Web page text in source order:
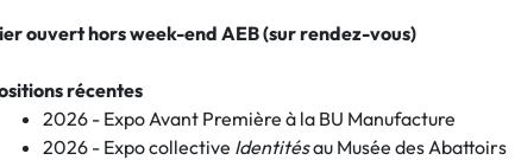
ouvert hors week-end AEB (sur rendez-vous)
récentes
2026 - Expo Avant Première à la BU Manufacture
2026 - Expo collective Identitésau Musée des Abattoirs